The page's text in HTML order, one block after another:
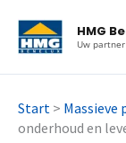
naar
inhoud
HMG
Uw
Start > Massieve
onderhoud en